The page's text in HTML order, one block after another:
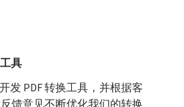
具
发 PDF 转换工具，并根据客
馈意见不断优化我们的转换